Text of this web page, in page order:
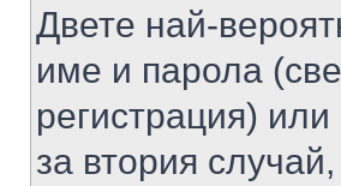
Двете най-
име и парола
регистрация)
за втория